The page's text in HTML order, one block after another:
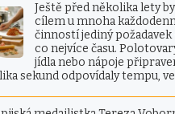
Ještě před několika lety
cílem u mnoha
činností jediný
co nejvíce času.
jídla nebo nápoje
sekund odpovídaly tempu,